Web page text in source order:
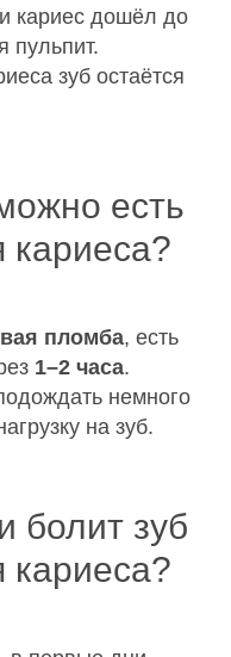
кариес дошёл до
пульпит.
зуб остаётся
есть
кариеса?
пломба, есть
1–2 часа.
немного
на зуб.
болит зуб
кариеса?